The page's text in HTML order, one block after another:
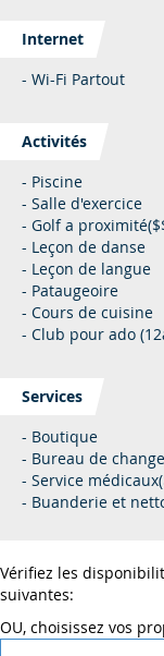
Internet
- Wi-Fi Partout
Activités
- Piscine
- Salle d'exercice
- Golf a
- Leçon de danse
- Leçon de langue
- Pataugeoire
- Cours de cuisine
- Club pour ado
Services
- Boutique
- Bureau de change
- Service
- Buanderie et
Vérifiez les
suivantes:
OU, choisissez vos